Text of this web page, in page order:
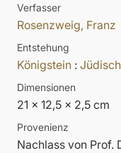
Verfasser
Rosenzweig, Franz
Entstehung
Königstein :
Dimensionen
21 x 12,5 x 2,5 cm
Provenienz
Nachlass von Prof.